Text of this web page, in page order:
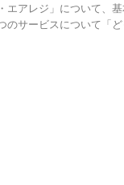
エアレジ」について、基
のサービスについて「ど